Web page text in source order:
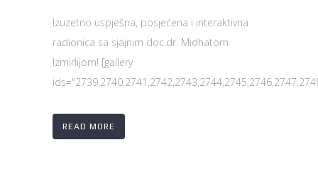
Izuzetno uspješna, posjećena i interaktivna
radionica sa sjajnim doc.dr. Midhatom
Izmirlijom! [gallery
READ MORE